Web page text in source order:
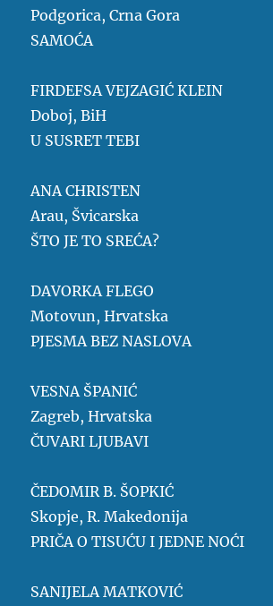
Podgorica, Crna Gora
SAMOĆA
FIRDEFSA VEJZAGIĆ KLEIN
Doboj, BiH
U SUSRET TEBI
ANA CHRISTEN
Arau, Švicarska
ŠTO JE TO SREĆA?
DAVORKA FLEGO
Motovun, Hrvatska
PJESMA BEZ NASLOVA
VESNA ŠPANIĆ
Zagreb, Hrvatska
ČUVARI LJUBAVI
ČEDOMIR B. ŠOPKIĆ
Skopje, R. Makedonija
PRIČA O TISUĆU I JEDNE NOĆI
SANIJELA MATKOVIĆ